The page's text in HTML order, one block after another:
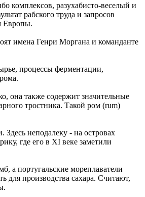
комплексов, разухабисто-веселый и
рабского труда и запросов
Европы.
имена Генри Моргана и команданте
процессы ферментации,
она также содержит значительные
тростника. Такой ром (rum)
неподалеку - на островах
где его в XI веке заметили
а португальские мореплаватели
для производства сахара. Считают,